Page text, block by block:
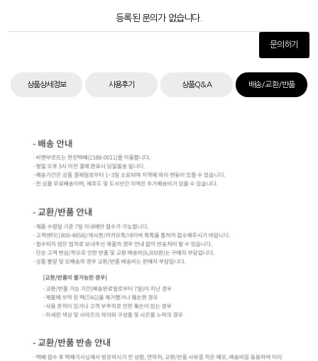
등록된 문의가 없습니다.
문의하기
상품상세정보 사용후기 상품Q&A 배송/교환/반품